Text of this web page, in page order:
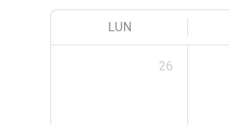
LUN
26